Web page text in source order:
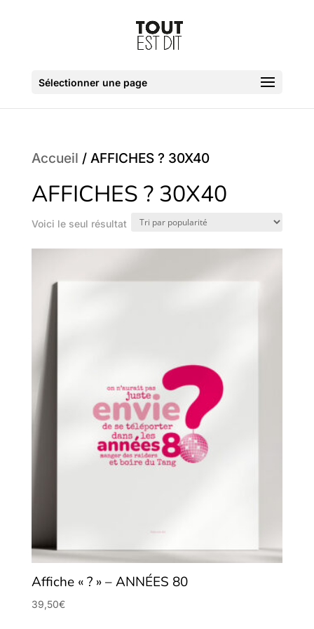
Sélectionner une page
Accueil / AFFICHES ? 30X40
AFFICHES ? 30X40
Voici le seul résultat
Affiche « ? » – ANNÉES 80
39,50€